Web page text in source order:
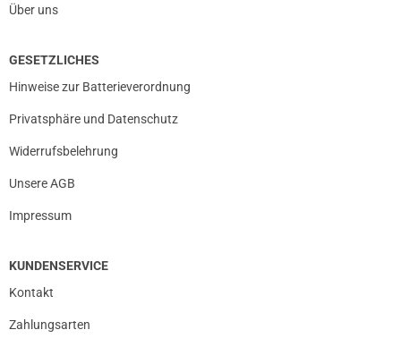
Über uns
GESETZLICHES
Hinweise zur Batterieverordnung
Privatsphäre und Datenschutz
Widerrufsbelehrung
Unsere AGB
Impressum
KUNDENSERVICE
Kontakt
Zahlungsarten